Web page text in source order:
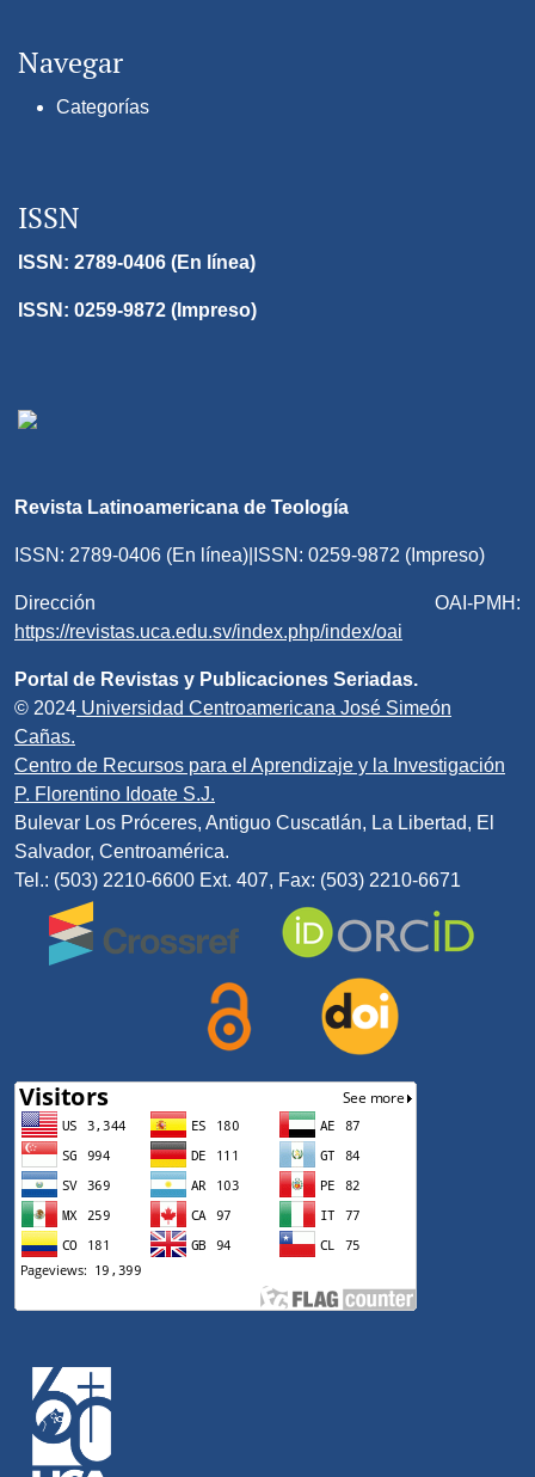
Navegar
Categorías
ISSN
ISSN: 2789-0406 (En línea)
ISSN: 0259-9872 (Impreso)
Revista Latinoamericana de Teología
ISSN: 2789-0406 (En línea)|ISSN: 0259-9872 (Impreso)
Dirección OAI-PMH:
https://revistas.uca.edu.sv/index.php/index/oai
Portal de Revistas y Publicaciones Seriadas.
© 2024 Universidad Centroamericana José Simeón
Cañas.
Centro de Recursos para el Aprendizaje y la Investigación
P. Florentino Idoate S.J.
Bulevar Los Próceres, Antiguo Cuscatlán, La Libertad, El
Salvador, Centroamérica.
Tel.: (503) 2210-6600 Ext. 407, Fax: (503) 2210-6671